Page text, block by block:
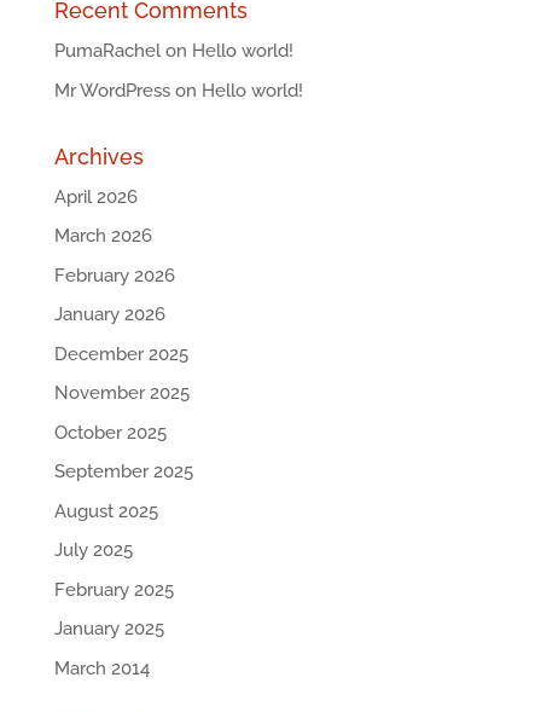
Recent Comments
PumaRachelon Hello world!
Mr WordPresson Hello world!
Archives
April 2026
March 2026
February 2026
January 2026
December 2025
November 2025
October 2025
September 2025
August 2025
July 2025
February 2025
January 2025
March 2014